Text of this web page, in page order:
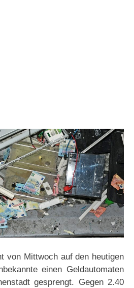
von Mittwoch auf den heutigen
einen Geldautomaten
gesprengt. Gegen 2.40